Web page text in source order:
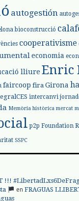
autogestión
bioconstrucció
cooperativisme
economia
lliure Enric
faircoop fira Girona
intercanvi
Memòria històrica mercat
p2p Foundation
SSPC
!!!
enFRAGUAS